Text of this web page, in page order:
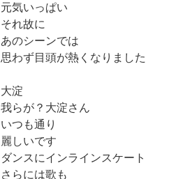
元気いっぱい
それ故に
あのシーンでは
思わず目頭が熱くなりました
大淀
我らが？大淀さん
いつも通り
麗しいです
ダンスにインラインスケート
さらには歌も